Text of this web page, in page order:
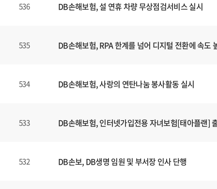
536 DB손해보험, 설 연휴 차량 무상점검서비스 실시
535 DB손해보험, RPA 한계를 넘어 디지털 전환에 속도
534 DB손해보험, 사랑의 연탄나눔 봉사활동 실시
533 DB손해보험, 인터넷가입전용 자녀보험[태아플랜]
532 DB손보, DB생명 임원 및 부서장 인사 단행